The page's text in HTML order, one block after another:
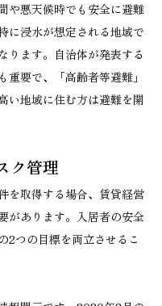
や悪天候時でも安全に避難
に浸水が想定される地域で
ります。自治体が発表する
要で、「高齢者等避難」
い地域に住む方は避難を開
ク管理
を取得する場合、賃貸経営
があります。入居者の安全
2つの目標を両立させるこ